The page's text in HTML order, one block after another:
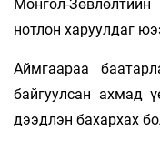
Монгол-
нотлон харуулдаг
Аймгаараа
байгуулсан ахмад
дээдлэн бахархах